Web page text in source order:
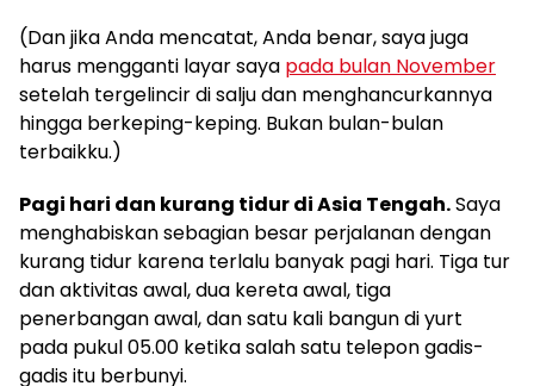
(Dan jika Anda mencatat, Anda benar, saya juga
harus mengganti layar saya pada bulan November
setelah tergelincir di salju dan menghancurkannya
hingga berkeping-keping. Bukan bulan-bulan
terbaikku.)
Pagi hari dan kurang tidur di Asia Tengah.Saya
menghabiskan sebagian besar perjalanan dengan
kurang tidur karena terlalu banyak pagi hari. Tiga tur
dan aktivitas awal, dua kereta awal, tiga
penerbangan awal, dan satu kali bangun di yurt
pada pukul 05.00 ketika salah satu telepon gadis-
gadis itu berbunyi.